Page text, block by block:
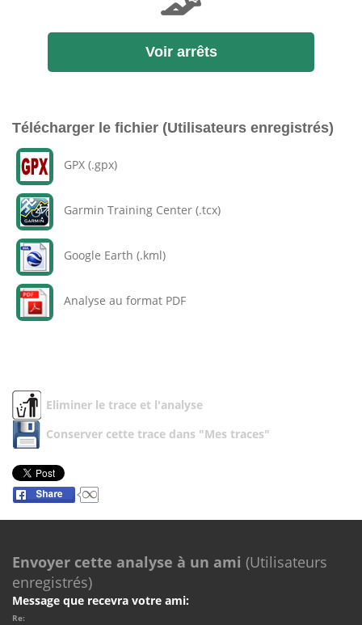
Voir arrêts
Télécharger le fichier (Utilisateurs enregistrés)
GPX (.gpx)
Garmin Training Center (.tcx)
Google Earth (.kml)
Analyse au format PDF
Eliminer le trace et l'analyse
Conserver cette trace dans "Mes traces"
Envoyer cette analyse à un ami (Utilisateurs
enregistrés)
Message que recevra votre ami:
Re: